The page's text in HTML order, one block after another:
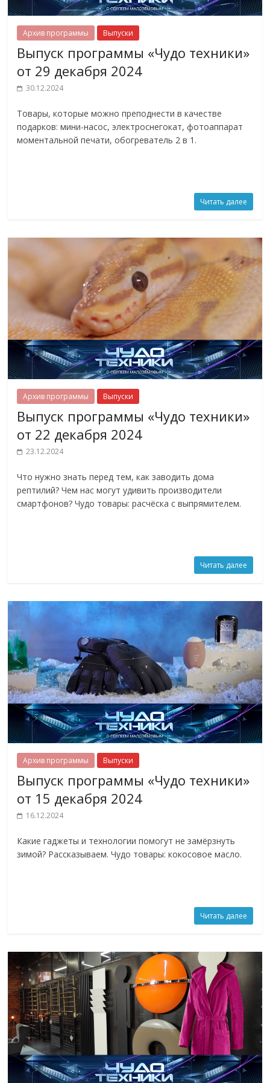
Архив программы Выпуски
Выпуск программы «Чудо техники»
от 29 декабря 2024
30.12.2024
Товары, которые можно преподнести в качестве
подарков: мини-насос, электроснегокат, фотоаппарат
моментальной печати, обогреватель 2 в 1.
Читать далее
Архив программы Выпуски
Выпуск программы «Чудо техники»
от 22 декабря 2024
23.12.2024
Что нужно знать перед тем, как заводить дома
рептилий? Чем нас могут удивить производители
смартфонов? Чудо товары: расчёска с выпрямителем.
Читать далее
Архив программы Выпуски
Выпуск программы «Чудо техники»
от 15 декабря 2024
16.12.2024
Какие гаджеты и технологии помогут не замёрзнуть
зимой? Рассказываем. Чудо товары: кокосовое масло.
Читать далее